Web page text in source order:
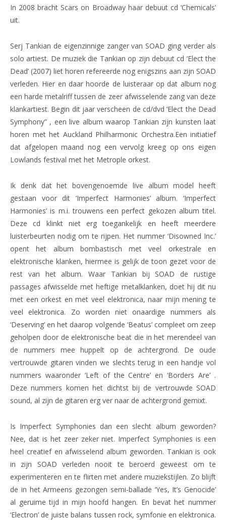
In 2008 bracht Scars on Broadway haar debuut cd ‘Chemicals’
uit.
Serj Tankian de eigenzinnige zanger van SOAD ging verder als
solo artiest. De muziek die Tankian op zijn debuut cd ‘Elect the
Dead’ (2007) liet horen refereerde nog enigszins aan zijn SOAD
verleden. Hier en daar hoorde de luisteraar op dat album nog
een harde metalriff tussen de zeer afwisselende zang van deze
klankartiest. Begin dit jaar verscheen de cd/dvd ‘Elect the Dead
Symphony” , een live album waarop Tankian zijn kunsten laat
horen met het Auckland Philharmonic Orchestra.Een initiatief
dat afgelopen maand nog een vervolg kreeg op ons eigen
Lowlands festival met het Metrople orkest.
Ik denk dat het bovengenoemde live album model heeft
gestaan voor dit ‘Imperfect Harmonies’ album. ‘Imperfect
Harmonies’ is m.i. trouwens een perfect gekozen album titel.
Deze cd klinkt niet erg toegankelijk
en heeft meerdere
luisterbeurten nodig om te rijpen. Het nummer ‘Disowned Inc.’
opent het album bombastisch met veel orkestrale en
elektronische klanken, hiermee is gelijk de toon gezet voor de
rest van het album. Waar Tankian bij SOAD de rustige
passages afwisselde met heftige metalklanken, doet hij dit nu
met een orkest en met veel elektronica, naar mijn mening te
veel elektronica. Zo worden niet onaardige nummers als
‘Deserving’ en het daarop volgende ‘Beatus’ compleet om zeep
geholpen door de elektronische beat die in het merendeel van
de nummers
mee huppelt op de achtergrond. De oude
vertrouwde gitaren vinden we slechts terug in een handje vol
nummers waaronder ‘Left of the Centre’ en ‘Borders Are’ .
Deze nummers komen het dichtst bij de vertrouwde SOAD
sound, al zijn de gitaren erg ver naar de achtergrond gemixt.
Is Imperfect Symphonies dan een slecht album geworden?
Nee, dat is het zeer zeker niet. Imperfect Symphonies is een
heel creatief en afwisselend album geworden. Tankian is ook
in zijn SOAD verleden nooit te beroerd geweest om te
experimenteren en te flirten met andere muziekstijlen. Zo blijft
de in het Armeens gezongen semi-ballade ‘Yes, It’s Genocide’
al geruime tijd in mijn hoofd hangen. En bevat het nummer
‘Electron’ de juiste balans tussen rock, symfonie en elektronica.